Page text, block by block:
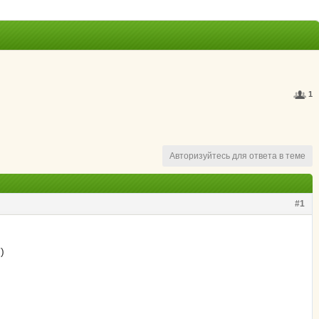
1
Авторизуйтесь для ответа в теме
#1